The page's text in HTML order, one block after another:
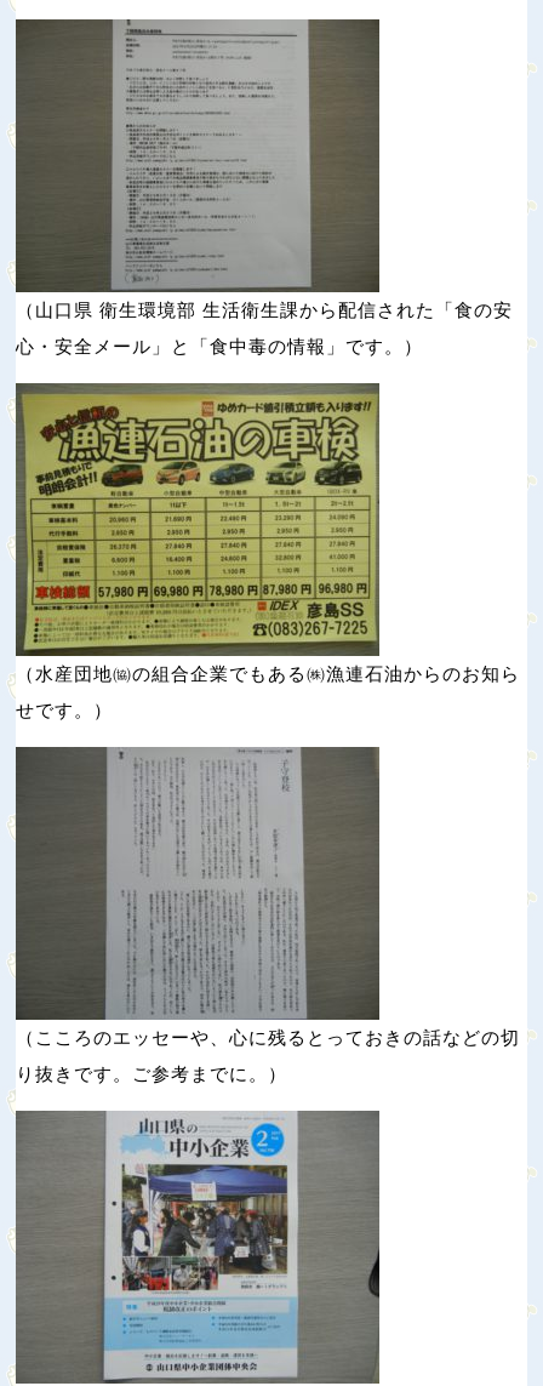
（山口県 衛生環境部 生活衛生課から配信された「食の安
心・安全メール」と「食中毒の情報」です。）
（水産団地㈿の組合企業でもある㈱漁連石油からのお知ら
せです。）
（こころのエッセーや、心に残るとっておきの話などの切
り抜きです。ご参考までに。）